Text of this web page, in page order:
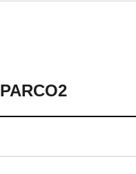
PARCO2